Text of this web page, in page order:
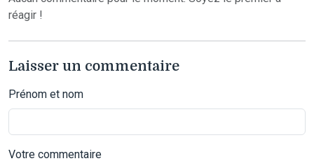
réagir !
Laisser un commentaire
Prénom et nom
Votre commentaire